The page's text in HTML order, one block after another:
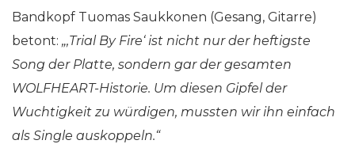
Bandkopf Tuomas Saukkonen (Gesang, Gitarre)
betont: „‚Trial By Fire‘ ist nicht nur der heftigste
Song der Platte, sondern gar der gesamten
WOLFHEART-Historie. Um diesen Gipfel der
Wuchtigkeit zu würdigen, mussten wir ihn einfach
als Single auskoppeln.“